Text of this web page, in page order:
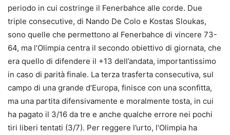
periodo in cui costringe il Fenerbahce alle corde. Due
triple consecutive, di Nando De Colo e Kostas Sloukas,
sono quelle che permettono al Fenerbahce di vincere 73-
64, ma l’Olimpia centra il secondo obiettivo di giornata, che
era quello di difendere il +13 dell’andata, importantissimo
in caso di parità finale. La terza trasferta consecutiva, sul
campo di una grande d’Europa, finisce con una sconfitta,
ma una partita difensivamente e moralmente tosta, in cui
ha pagato il 3/16 da tre e anche qualche errore nei pochi
tiri liberi tentati (3/7). Per reggere l’urto, l’Olimpia ha